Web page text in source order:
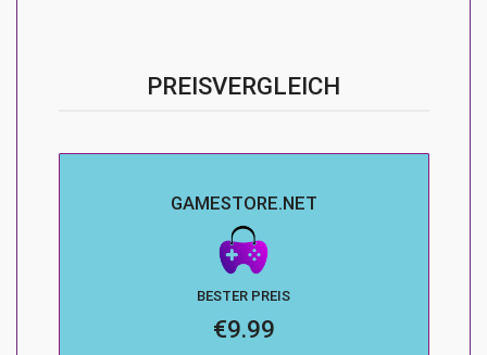
PREISVERGLEICH
GAMESTORE.NET
BESTER PREIS
€9.99